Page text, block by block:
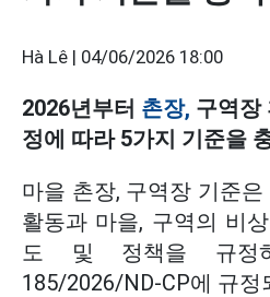
Hà Lê | 04/06/2026 18:00
2026년부터 촌장, 구역장
정에 따라 5가지 기준을
마을 촌장, 구역장 기준
활동과 마을, 구역의 비
도 및 정책을 규정
185/2026/ND-CP에 규정